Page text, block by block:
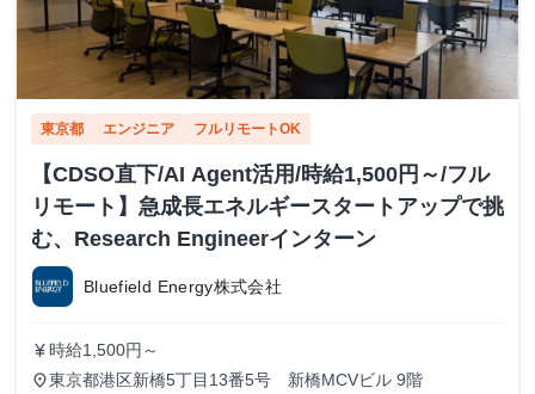
東京都 エンジニア フルリモートOK
【CDSO直下/AI Agent活用/時給1,500円～/フル
リモート】急成長エネルギースタートアップで挑
む、Research Engineerインターン
Bluefield Energy株式会社
currency_yen 時給1,500円～
place東京都港区新橋5丁目13番5号 新橋MCVビル 9階